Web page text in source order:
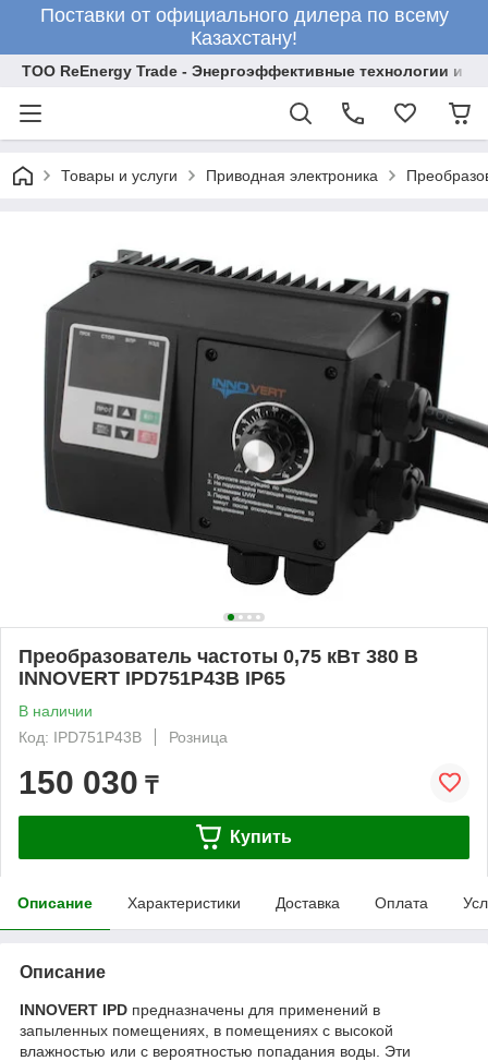
Поставки от официального дилера по всему
Казахстану!
ТОО ReEnergy Trade - Энергоэффективные технологии и
Товары и услуги Приводная электроника
Преобразователь частоты 0,75 кВт 380 В
INNOVERT IPD751P43B IP65
В наличии
Код: IPD751P43B
Розница
150 030 ₸
Купить
Описание Характеристики Доставка Оплата
Описание
INNOVERT IPD предназначены для применений в
запыленных помещениях, в помещениях с высокой
влажностью или с вероятностью попадания воды. Эти